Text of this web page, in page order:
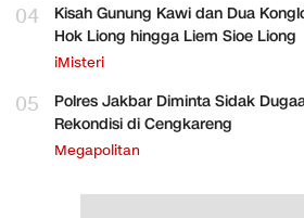
04
Kisah Gunung Kawi dan Dua
Hok Liong hingga Liem Sioe Liong
iMisteri
05
Polres Jakbar Diminta Sidak
Rekondisi di Cengkareng
Megapolitan